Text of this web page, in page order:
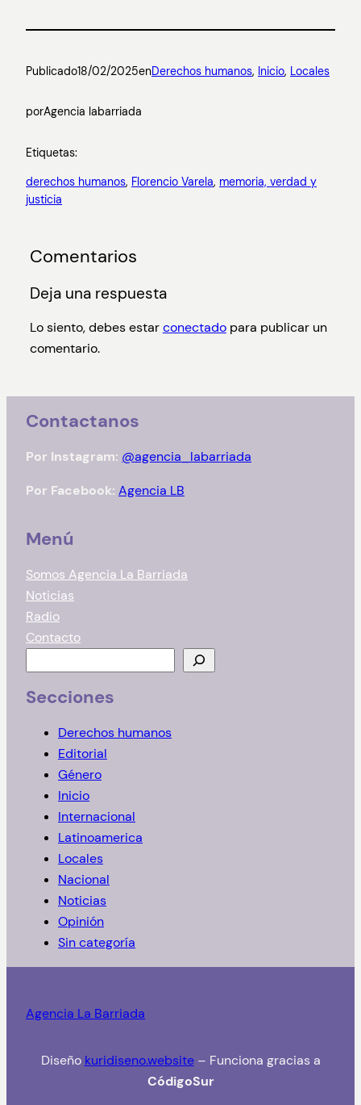
Publicado18/02/2025enDerechos humanos, Inicio, Locales
porAgencia labarriada
Etiquetas:
derechos humanos, Florencio Varela, memoria, verdad y
justicia
Comentarios
Deja una respuesta
Lo siento, debes estarconectadopara publicar un
comentario.
Contactanos
Por Instagram: @agencia_labarriada
Por Facebook: Agencia LB
Menú
Somos Agencia La Barriada
Noticias
Radio
Contacto
s
Secciones
Derechos humanos
Editorial
Género
Inicio
Internacional
Latinoamerica
Locales
Nacional
Noticias
Opinión
Sin categoría
Agencia La Barriada
Diseño kuridiseno.website– Funciona gracias a
CódigoSur